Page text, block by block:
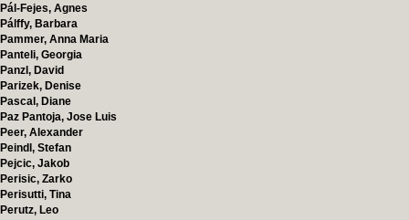
Pál-Fejes, Agnes
Pálffy, Barbara
Pammer, Anna Maria
Panteli, Georgia
Panzl, David
Parizek, Denise
Pascal, Diane
Paz Pantoja, Jose Luis
Peer, Alexander
Peindl, Stefan
Pejcic, Jakob
Perisic, Zarko
Perisutti, Tina
Perutz, Leo